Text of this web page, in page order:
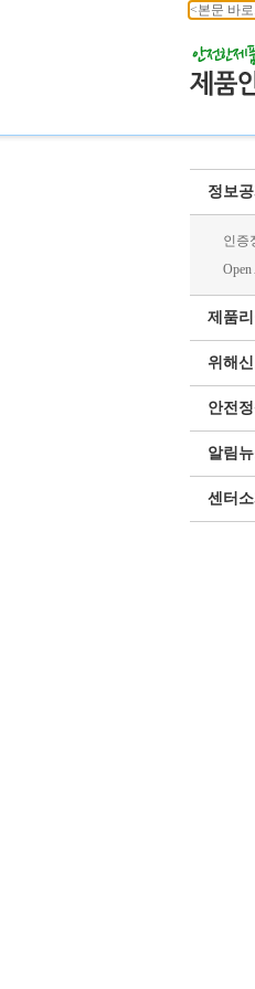
<본문 바
정보공
인증
제품
위해
안전
알림
센터소